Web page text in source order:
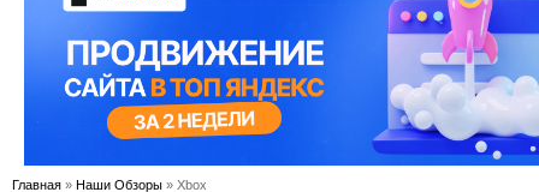
Главная » Наши Обзоры » Xbox